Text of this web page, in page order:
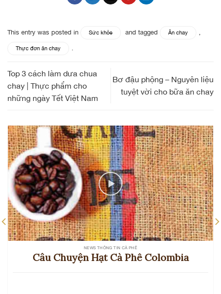
This entry was posted in Sức khỏe and tagged Ăn chay
Thực đơn ăn chay
Top 3 cách làm dưa chua
chay | Thực phẩm cho
những ngày Tết Việt Nam
Bơ đậu phộng – Nguyên liệu
tuyệt vời cho bữa ăn chay
NEWS THÔNG TIN CÀ PHÊ
Câu Chuyện Hạt Cà Phê Colombia